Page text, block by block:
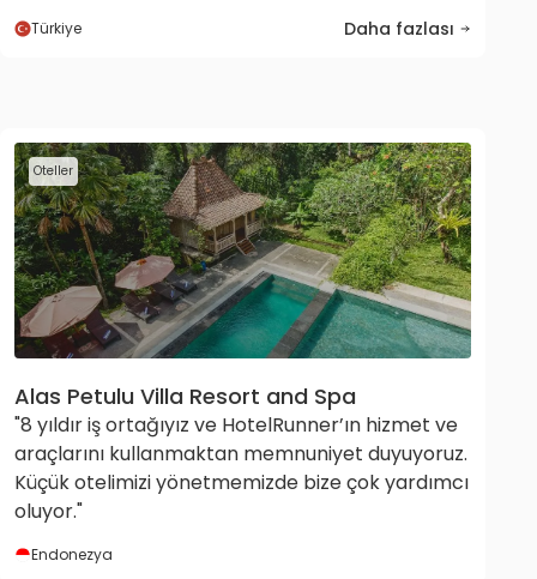
Türkiye Daha fazlası
Oteller
Alas Petulu Villa Resort and Spa
"8 yıldır iş ortağıyız ve HotelRunner’ın hizmet ve
araçlarını kullanmaktan memnuniyet duyuyoruz.
Küçük otelimizi yönetmemizde bize çok yardımcı
oluyor."
Endonezya